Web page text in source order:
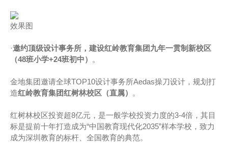
效果图
·邀约顶级设计事务所，建设红岭教育集团九年一贯制新校区
（48班小学+24班初中）
。
金地集团邀请全球TOP10设计事务所Aedas操刀设计，规划打
造红岭教育集团红树林校区（直属） 。
红树林校区投资超8亿元，是一般学校投资力度的3-4倍，其目
标是提前十年打造成为“中国教育现代化2035”样本学校，致力
成为深圳教育的标杆、全国教育的典范。